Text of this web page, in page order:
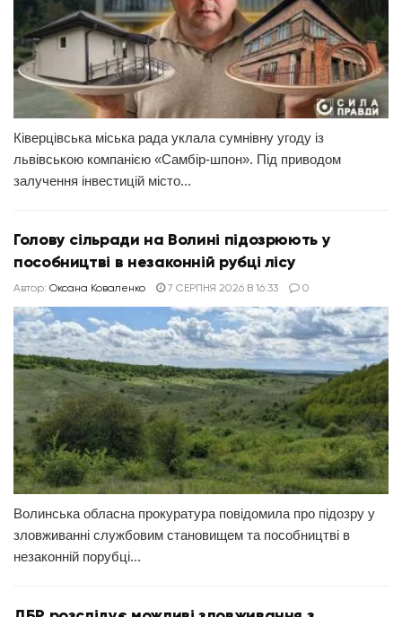
Ківерцівська міська рада уклала сумнівну угоду із
львівською компанією «Самбір-шпон». Під приводом
залучення інвестицій місто...
Голову сільради на Волині підозрюють у
пособництві в незаконній рубці лісу
Автор: Оксана Коваленко 7 СЕРПНЯ 2026 В 16:33 0
Волинська обласна прокуратура повідомила про підозру у
зловживанні службовим становищем та пособництві в
незаконній порубці...